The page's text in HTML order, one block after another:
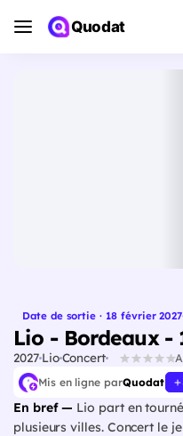
Quodat
Date de sortie · 18 février 2027·
Lio - Bordeaux -
2027LioConcert
Mis en ligne parQuodat
En bref — Lio part en
plusieurs villes. Concert le